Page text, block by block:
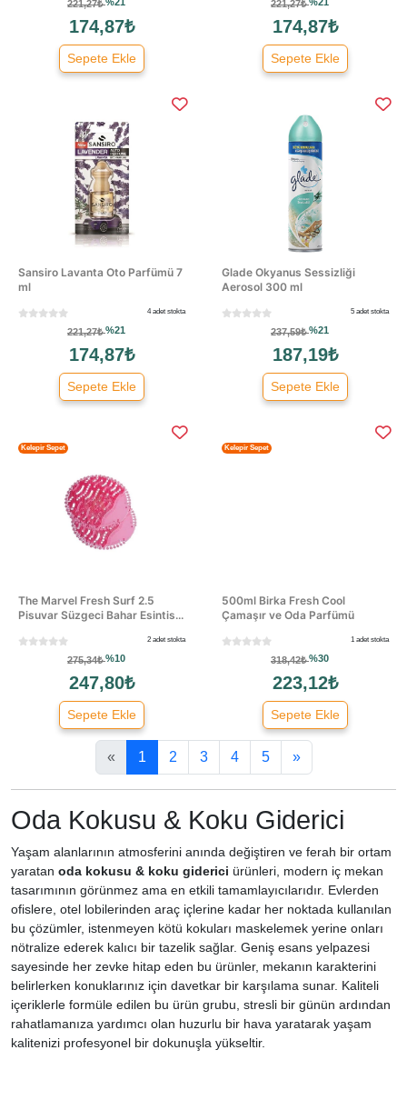
221,27₺
174,87₺
Sepete Ekle
221,27₺
174,87₺
Sepete Ekle
Sansiro Lavanta Oto Parfümü 7
ml
4 adet stokta
221,27₺%21
174,87₺
Sepete Ekle
Glade Okyanus Sessizliği
Aerosol 300 ml
5 adet stokta
237,59₺%21
187,19₺
Sepete Ekle
The Marvel Fresh Surf 2.5
Pisuvar Süzgeci Bahar Esintis...
Kelepir Sepet
2 adet stokta
275,34₺%10
247,80₺
Sepete Ekle
500ml Birka Fresh Cool
Çamaşır ve Oda Parfümü
Kelepir Sepet
1 adet stokta
318,42₺%30
223,12₺
Sepete Ekle
« 1 2 3 4 5 »
Oda Kokusu & Koku Giderici
Yaşam alanlarının atmosferini anında değiştiren ve ferah bir ortam
yaratan oda kokusu & koku giderici ürünleri, modern iç mekan
tasarımının görünmez ama en etkili tamamlayıcılarıdır. Evlerden
ofislere, otel lobilerinden araç içlerine kadar her noktada kullanılan
bu çözümler, istenmeyen kötü kokuları maskelemek yerine onları
nötralize ederek kalıcı bir tazelik sağlar. Geniş esans yelpazesi
sayesinde her zevke hitap eden bu ürünler, mekanın karakterini
belirlerken konuklarınız için davetkar bir karşılama sunar. Kaliteli
içeriklerle formüle edilen bu ürün grubu, stresli bir günün ardından
rahatlamanıza yardımcı olan huzurlu bir hava yaratarak yaşam
kalitenizi profesyonel bir dokunuşla yükseltir.